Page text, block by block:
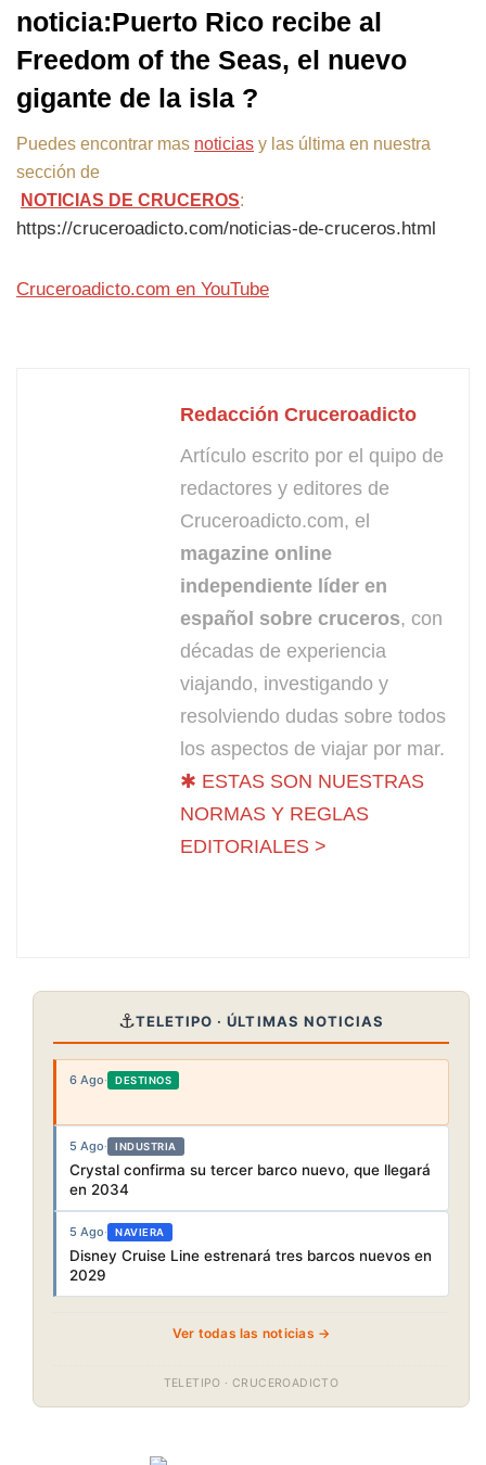
noticia:Puerto Rico recibe al
Freedom of the Seas, el nuevo
gigante de la isla ?
Puedes encontrar mas noticias y las última en nuestra
sección de
NOTICIAS DE CRUCEROS:
https://cruceroadicto.com/noticias-de-cruceros.html
Cruceroadicto.com en YouTube
Redacción Cruceroadicto
Artículo escrito por el quipo de
redactores y editores de
Cruceroadicto.com, el
magazine online
independiente líder en
español sobre cruceros, con
décadas de experiencia
viajando, investigando y
resolviendo dudas sobre todos
los aspectos de viajar por mar.
✱ ESTAS SON NUESTRAS
NORMAS Y REGLAS
EDITORIALES >
⚓TELETIPO · ÚLTIMAS NOTICIAS
6 Ago· DESTINOS
5 Ago· INDUSTRIA
Crystal confirma su tercer barco nuevo, que llegará
en 2034
5 Ago· NAVIERA
Disney Cruise Line estrenará tres barcos nuevos en
2029
Ver todas las noticias →
TELETIPO · CRUCEROADICTO